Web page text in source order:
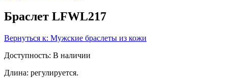
Браслет LFWL217
Вернуться к: Мужские браслеты из кожи
Доступность: В наличии
Длина: регулируется.